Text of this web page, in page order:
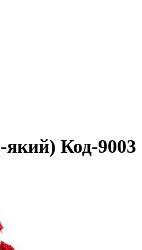
який) Код-9003